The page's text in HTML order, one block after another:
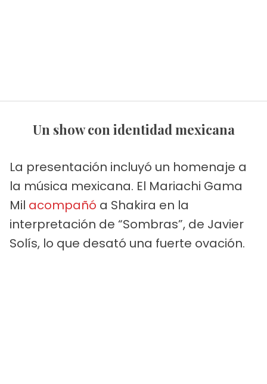
Un show con identidad mexicana
La presentación incluyó un homenaje a
la música mexicana. El Mariachi Gama
Mil acompañó a Shakira en la
interpretación de “Sombras”, de Javier
Solís, lo que desató una fuerte ovación.